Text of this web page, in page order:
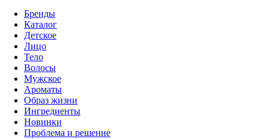
Бренды
Каталог
Детское
Лицо
Тело
Волосы
Мужское
Ароматы
Образ жизни
Ингредиенты
Новинки
Проблема и решение